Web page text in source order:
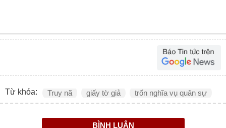
Từ khóa: Truy nã giấy tờ giả trốn nghĩa vụ quân sự
BÌNH LUẬN